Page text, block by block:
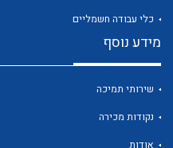
כלי עבודה חשמליים
מידע נוסף
שירותי תמיכה
נקודות מכירה
אודות